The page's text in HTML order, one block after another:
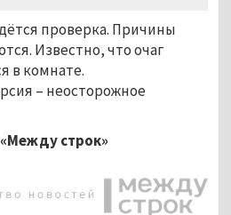
проверка. Причины
Известно, что очаг
в комнате.
– неосторожное
строк»